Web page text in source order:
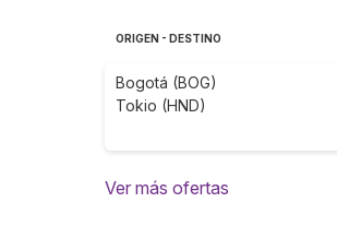
ORIGEN - DESTINO
Bogotá (BOG)
Tokio (HND)
Ver más ofertas